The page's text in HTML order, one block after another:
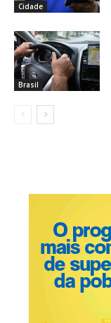
Cidade
Brasil